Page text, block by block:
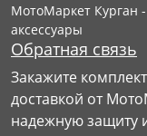
МотоМаркет Курган -
аксессуары
Обратная связь
Закажите
доставкой от
надежную защиту